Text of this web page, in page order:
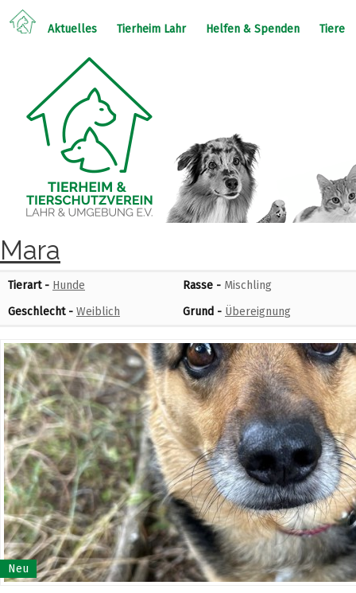
Aktuelles Tierheim Lahr Helfen & Spenden Tiere
Mara
Tierart - Hunde Rasse - Mischling
Geschlecht - Weiblich Grund - Übereignung
Neu